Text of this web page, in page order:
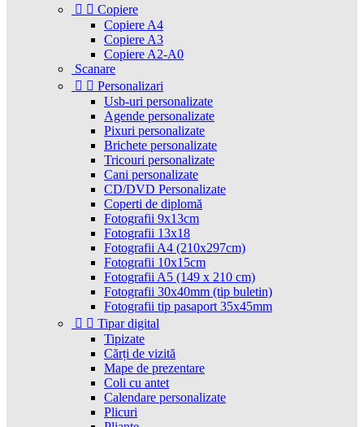
  Copiere
Copiere A4
Copiere A3
Copiere A2-A0
Scanare
  Personalizari
Usb-uri personalizate
Agende personalizate
Pixuri personalizate
Brichete personalizate
Tricouri personalizate
Cani personalizate
CD/DVD Personalizate
Coperti de diplomă
Fotografii 9x13cm
Fotografii 13x18
Fotografii A4 (210x297cm)
Fotografii 10x15cm
Fotografii A5 (149 x 210 cm)
Fotografii 30x40mm (tip buletin)
Fotografii tip pasaport 35x45mm
  Tipar digital
Tipizate
Cărți de vizită
Mape de prezentare
Coli cu antet
Calendare personalizate
Plicuri